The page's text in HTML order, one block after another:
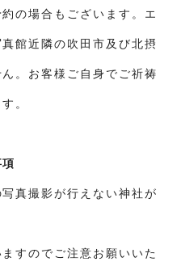
の場合もございます。エ
館近隣の吹田市及び北摂
。お客様ご自身でご祈祷
。
真撮影が行えない神社が
すのでご注意お願いいた